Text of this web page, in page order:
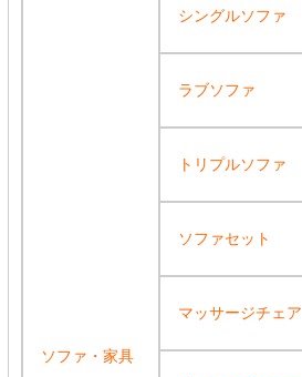
ソファ・家具
シングルソファ
ラブソファ
トリプルソファ
ソファセット
マッサージチェア